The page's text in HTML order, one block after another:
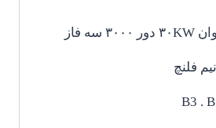
فلنچ
B3 .